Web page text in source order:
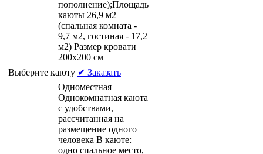
пополнение);Площадь
каюты 26,9 м2
(спальная комната -
9,7 м2, гостиная - 17,2
м2) Размер кровати
200х200 см
Выберите каюту ✔ Заказать
Одноместная
Однокомнатная каюта
с удобствами,
рассчитанная на
размещение одного
человека В каюте:
одно спальное место,